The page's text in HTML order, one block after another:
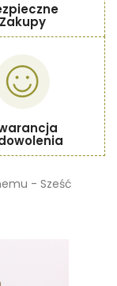
Zakupy
- Sześć